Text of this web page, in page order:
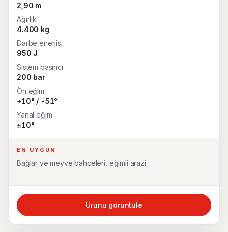
2,90 m
Ağırlık
4.400 kg
Darbe enerjisi
950 J
Sistem basıncı
200 bar
Ön eğim
+10° / -51°
Yanal eğim
±10°
EN UYGUN
Bağlar ve meyve bahçeleri, eğimli arazi
Ürünü görüntüle